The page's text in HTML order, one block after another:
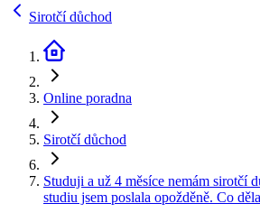
Sirotčí důchod
Online poradna
Sirotčí důchod
Studuji a už 4 měsíce nemám sirotčí
studiu jsem poslala opožděně. Co